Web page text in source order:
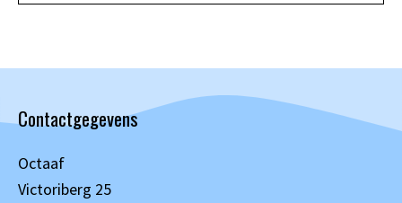
Contactgegevens
Octaaf
Victoriberg 25